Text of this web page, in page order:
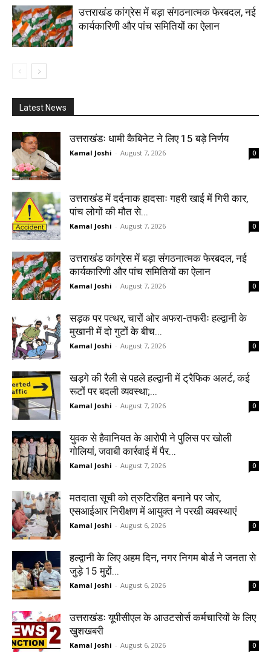
उत्तराखंड कांग्रेस में बड़ा संगठनात्मक फेरबदल, नई
कार्यकारिणी और पांच समितियों का ऐलान
Latest News
उत्तराखंडः धामी कैबिनेट ने लिए 15 बड़े निर्णय
Kamal Joshi - August 7, 2026 0
उत्तराखंड में दर्दनाक हादसाः गहरी खाई में गिरी कार,
पांच लोगों की मौत से...
Kamal Joshi - August 7, 2026 0
उत्तराखंड कांग्रेस में बड़ा संगठनात्मक फेरबदल, नई
कार्यकारिणी और पांच समितियों का ऐलान
Kamal Joshi - August 7, 2026 0
सड़क पर पत्थर, चारों ओर अफरा-तफरीः हल्द्वानी के
मुखानी में दो गुटों के बीच...
Kamal Joshi - August 7, 2026 0
खड़गे की रैली से पहले हल्द्वानी में ट्रैफिक अलर्ट, कई
रूटों पर बदली व्यवस्था;...
Kamal Joshi - August 7, 2026 0
युवक से हैवानियत के आरोपी ने पुलिस पर खोली
गोलियां, जवाबी कार्रवाई में पैर...
Kamal Joshi - August 7, 2026 0
मतदाता सूची को त्रुटिरहित बनाने पर जोर,
एसआईआर निरीक्षण में आयुक्त ने परखी व्यवस्थाएं
Kamal Joshi - August 6, 2026 0
हल्द्वानी के लिए अहम दिन, नगर निगम बोर्ड ने जनता से
जुड़े 15 मुद्दों...
Kamal Joshi - August 6, 2026 0
उत्तराखंडः यूपीसीएल के आउटसोर्स कर्मचारियों के लिए
खुशखबरी
Kamal Joshi - August 6, 2026 0